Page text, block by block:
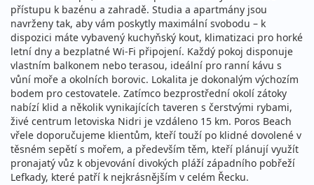
sobota - sobota
letecky (Vídeň)
46 290 Kč
cena za 15 dní (14 nocí) vyprodáno
22.08. - 29.08.2026
sobota - sobota
vlastní
letecky (Praha)
24 390 Kč
cena za 8 dní (7 nocí) vyprodáno
22.08. - 29.08.2026
sobota - sobota
vlastní
letecky (Vídeň)
přístupu k bazénu a zahradě. Studia a apartmány jsou
navrženy tak, aby vám poskytly maximální svobodu – k
dispozici máte vybavený kuchyňský kout, klimatizaci pro horké
letní dny a bezplatné Wi-Fi připojení. Každý pokoj disponuje
vlastním balkonem nebo terasou, ideální pro ranní kávu s
vůní moře a okolních borovic. Lokalita je dokonalým výchozím
bodem pro cestovatele. Zatímco bezprostřední okolí zátoky
nabízí klid a několik vynikajících taveren s čerstvými rybami,
živé centrum letoviska Nidri je vzdáleno 15 km. Poros Beach
vřele doporučujeme klientům, kteří touží po klidné dovolené v
těsném sepětí s mořem, a především těm, kteří plánují využít
pronajatý vůz k objevování divokých pláží západního pobřeží
Lefkady, které patří k nejkrásnějším v celém Řecku.